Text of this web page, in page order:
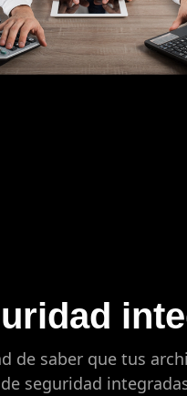
de saber que tus
seguridad